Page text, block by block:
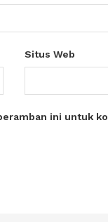
Situs Web
ini untuk